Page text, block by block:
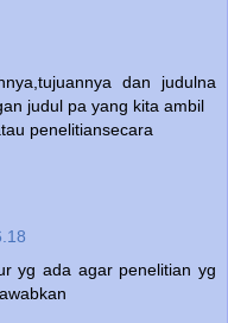
dan judulna
judul pa yang kita ambil
penelitiansecara
yg ada agar penelitian yg